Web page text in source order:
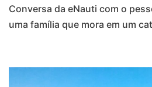
Conversa da eNauti com o
uma família que mora em um